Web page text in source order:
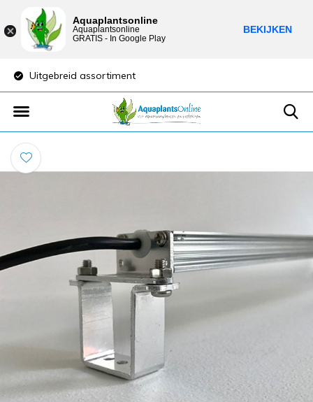
Uitgebreid assortiment
Aquaplantsonline
Aquaplantsonline
GRATIS - In Google Play
BEKIJKEN